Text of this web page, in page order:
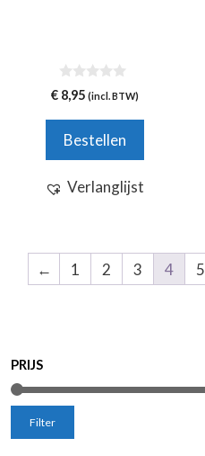
0
v
5
€8,95 (incl. BTW)
Bestellen
Verlanglijst
← 1 2 3 4 5
PRIJS
Filter